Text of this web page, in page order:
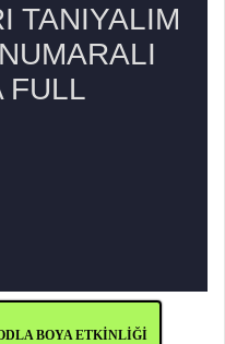
BOYA ETKİNLİĞİ